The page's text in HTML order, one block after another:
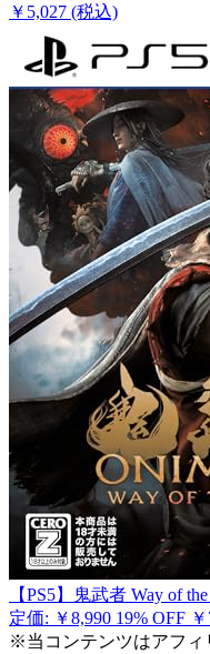
￥5,027 (税込)
【PS5】鬼武者 Way of
定価: ￥8,990 19% OFF
※当コンテンツはアフィ